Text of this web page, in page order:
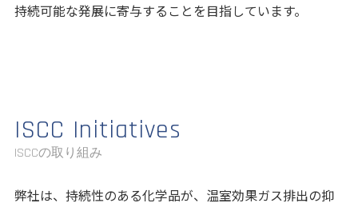
持続可能な発展に寄与することを目指しています。
ISCC Initiatives
ISCCの取り組み
弊社は、持続性のある化学品が、温室効果ガス排出の抑